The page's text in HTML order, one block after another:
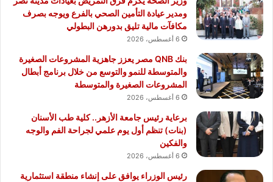
ومدير عيادة التأمين الصحي بالفرع ويوجه بصرف
مكافآت مالية تليق بدورهن البطولي
6 أغسطس، 2026
بنك QNB مصر يعزز جاهزية المشروعات الصغيرة
والمتوسطة للنمو والتوسع من خلال برنامج أبطال
المشروعات الصغيرة والمتوسطة
6 أغسطس، 2026
برعاية رئيس جامعة الأزهر.. كلية طب الأسنان
(بنات) تنظم أول يوم علمي لجراحة الفم والوجه
والفكين
6 أغسطس، 2026
رئيس الوزراء يوافق على إنشاء منطقة استثمارية